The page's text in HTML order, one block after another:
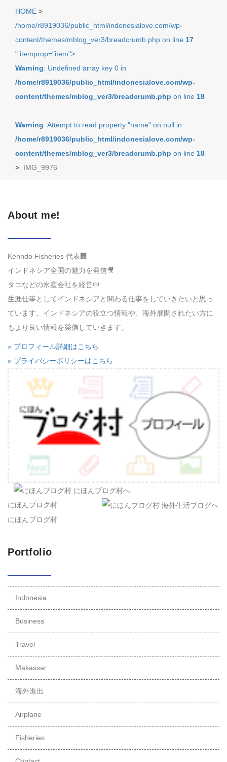
HOME >
/home/r8919036/public_html/indonesialove.com/wp-
content/themes/mblog_ver3/breadcrumb.php on line 17
" itemprop="item">
Warning: Undefined array key 0 in
/home/r8919036/public_html/indonesialove.com/wp-
content/themes/mblog_ver3/breadcrumb.php on line 18
Warning: Attempt to read property "name" on null in
/home/r8919036/public_html/indonesialove.com/wp-
content/themes/mblog_ver3/breadcrumb.php on line 18
> IMG_9976
About me!
Kenndo Fisheries 代表🏢
インドネシア全国の魅力を発信🎥
タコなどの水産会社を経営中
生涯仕事としてインドネシアと関わる仕事をしていきたいと思っ
ています。インドネシアの役立つ情報や、海外展開されたい方に
もより良い情報を発信していきます。
» プロフィール詳細はこちら
» プライバシーポリシーはこちら
にほんブログ村
にほんブログ村
Portfolio
Indonesia
Business
Travel
Makassar
海外進出
Airplane
Fisheries